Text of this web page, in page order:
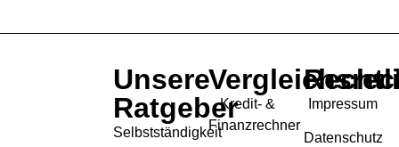
Unsere
Ratgeber
Selbstständigkeit
Kredit- &
Finanzrechner
Impressum
Datenschutz